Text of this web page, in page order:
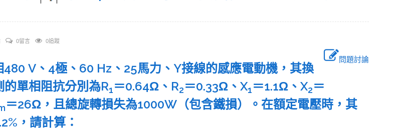
0留言 0追蹤
問題討論
480 V、4極、60 Hz、25馬力、Y接線的感應電動機，其換
的單相阻抗分別為R1＝0.64Ω、R2＝0.33Ω、X1＝1.1Ω、X2＝
＝26Ω，且總旋轉損失為1000W（包含鐵損）。在額定電壓時，其
，請計算：